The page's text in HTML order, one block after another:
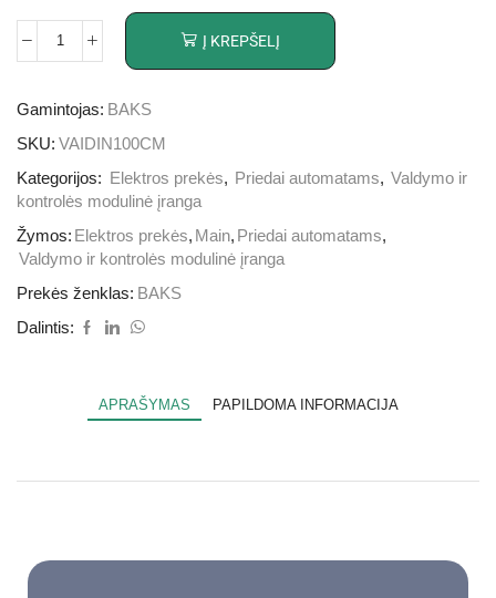
Į KREPŠELĮ
Gamintojas: BAKS
SKU: VAIDIN100CM
Kategorijos: Elektros prekės, Priedai automatams, Valdymo ir
kontrolės modulinė įranga
Žymos: Elektros prekės, Main, Priedai automatams,
Valdymo ir kontrolės modulinė įranga
Prekės ženklas: BAKS
Dalintis:
APRAŠYMAS PAPILDOMA INFORMACIJA